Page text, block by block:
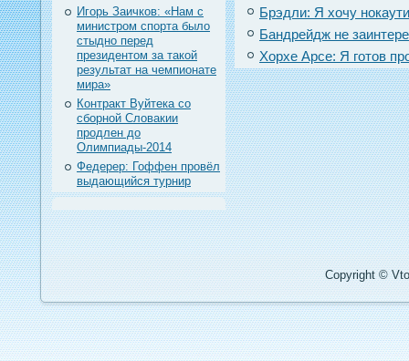
Игорь Заичков: «Нам с
министром спорта было
стыдно перед
президентом за такой
результат на чемпионате
мира»
Контракт Вуйтека со
сборной Словакии
продлен до
Олимпиады-2014
Федерер: Гоффен провёл
выдающийся турнир
Брэдли: Я хочу
Бандрейдж не
Хорхе Арсе: Я готов
Copyright ©